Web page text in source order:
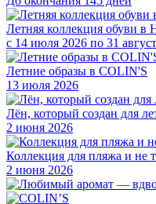
Летняя коллекция обуви в
с 14 июля 2026 по 31
Летние образы в COLIN'S
13 июля 2026
Лён, который создан для
2 июня 2026
Коллекция для пляжа и не
2 июня 2026